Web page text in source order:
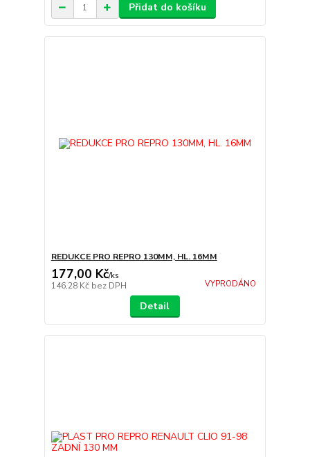
Přidat do košíku
REDUKCE PRO REPRO 130MM, HL. 16MM
177,00 Kč/ks
146,28 Kč bez DPH VYPRODÁNO
Detail